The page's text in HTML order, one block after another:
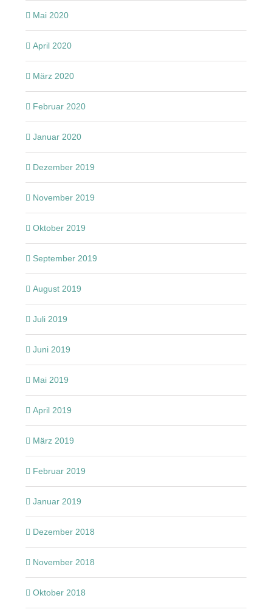
Mai 2020
April 2020
März 2020
Februar 2020
Januar 2020
Dezember 2019
November 2019
Oktober 2019
September 2019
August 2019
Juli 2019
Juni 2019
Mai 2019
April 2019
März 2019
Februar 2019
Januar 2019
Dezember 2018
November 2018
Oktober 2018